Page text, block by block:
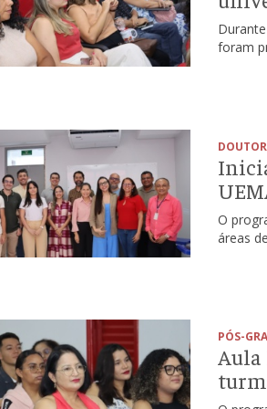
foram
O
áreas
PÓS-
Aula